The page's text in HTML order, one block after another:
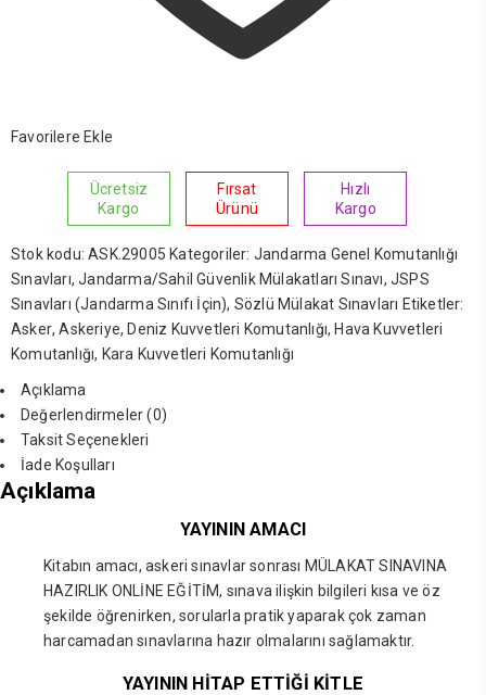
Favorilere Ekle
Ücretsiz
Kargo
Fırsat
Ürünü
Hızlı
Kargo
Stok kodu:ASK.29005 Kategoriler: Jandarma Genel Komutanlığı
Sınavları,Jandarma/Sahil Güvenlik Mülakatları Sınavı,JSPS
Sınavları (Jandarma Sınıfı İçin), Sözlü Mülakat Sınavları Etiketler:
Asker,Askeriye, Deniz Kuvvetleri Komutanlığı, Hava Kuvvetleri
Komutanlığı, Kara Kuvvetleri Komutanlığı
Açıklama
Değerlendirmeler (0)
Taksit Seçenekleri
İade Koşulları
Açıklama
YAYININ AMACI
Kitabın amacı, askeri sınavlar sonrası MÜLAKAT SINAVINA
HAZIRLIK ONLİNE EĞİTİM, sınava ilişkin bilgileri kısa ve öz
şekilde öğrenirken, sorularla pratik yaparak çok zaman
harcamadan sınavlarına hazır olmalarını sağlamaktır.
YAYININ HİTAP ETTİĞİ KİTLE